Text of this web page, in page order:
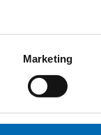
Marketing